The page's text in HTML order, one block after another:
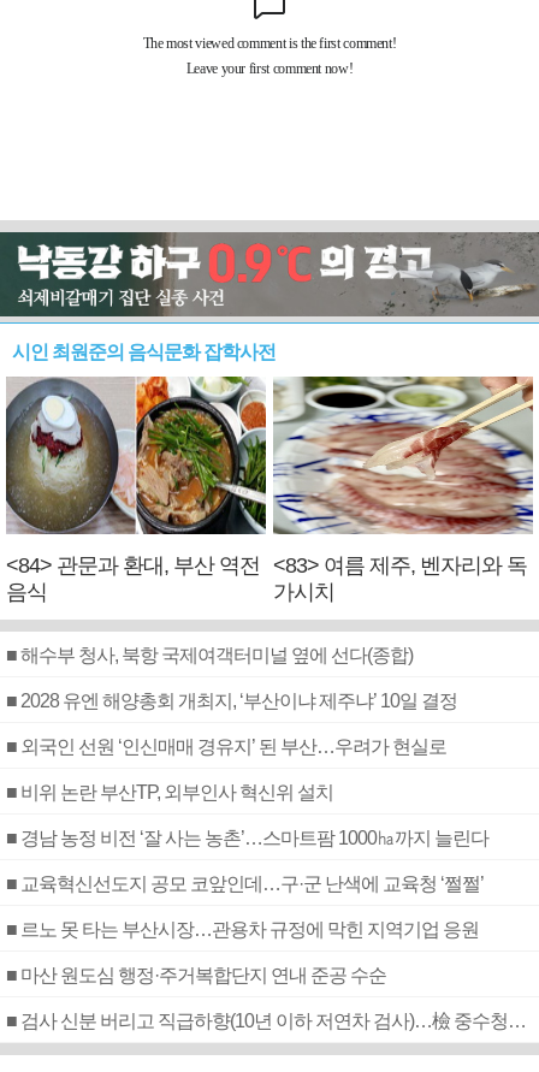
시인 최원준의 음식문화 잡학사전
<84> 관문과 환대, 부산 역전
음식
<83> 여름 제주, 벤자리와 독
가시치
■ 해수부 청사, 북항 국제여객터미널 옆에 선다(종합)
■ 2028 유엔 해양총회 개최지, ‘부산이냐 제주냐’ 10일 결정
■ 외국인 선원 ‘인신매매 경유지’ 된 부산…우려가 현실로
■ 비위 논란 부산TP, 외부인사 혁신위 설치
■ 경남 농정 비전 ‘잘 사는 농촌’…스마트팜 1000㏊까지 늘린다
■ 교육혁신선도지 공모 코앞인데…구·군 난색에 교육청 ‘쩔쩔’
■ 르노 못 타는 부산시장…관용차 규정에 막힌 지역기업 응원
■ 마산 원도심 행정·주거복합단지 연내 준공 수순
■ 검사 신분 버리고 직급하향(10년 이하 저연차 검사)…檢 중수청행 기피